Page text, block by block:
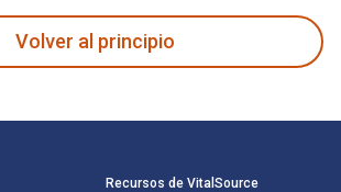
Volver al principio
Recursos de VitalSource